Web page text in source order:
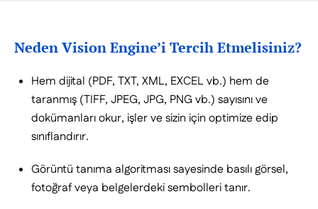
NedenVision Engine’i Tercih Etmelisiniz?
Hem dijital (PDF, TXT, XML, EXCEL vb.) hem de
taranmış (TIFF, JPEG, JPG, PNG vb.) sayısını ve
dokümanları okur, işler ve sizin için optimize edip
sınıflandırır.
Görüntü tanıma algoritması sayesinde basılı görsel,
fotoğraf veya belgelerdeki sembolleri tanır.